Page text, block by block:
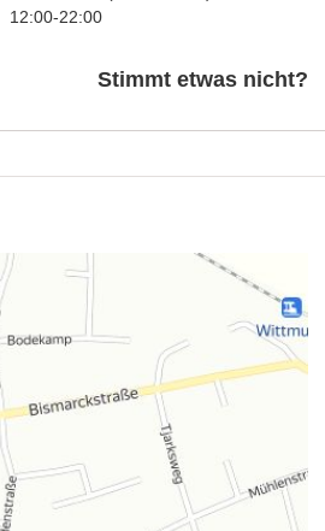
12:00-22:00
Stimmt etwas nicht?